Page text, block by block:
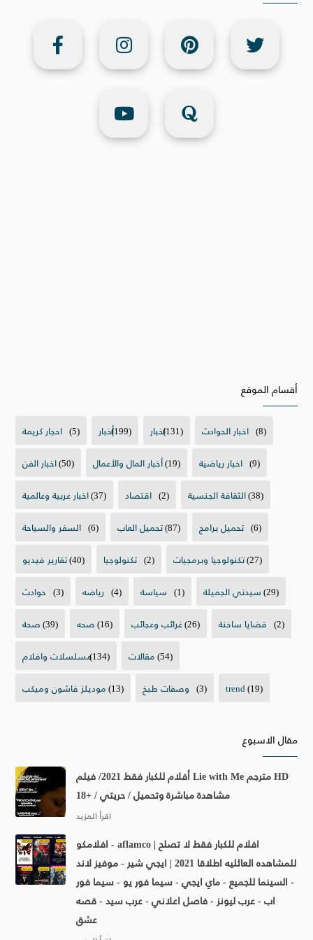
أقسام الموقع
احجار كريمة (5) أخبار(199) اخبار(131) اخبار الحوادث (8)
اخبار الفن(50) أخبار المال والأعمال(19) اخبار رياضية (9)
اخبار عربية وعالمية(37) اقتصاد (2) الثقافة الجنسية(38)
السفر والسياحة (6) تحميل العاب(87) تحميل برامج (6)
تقارير فيديو(40) تكنولوجيا (2) تكنولوجيا وبرمجيات(27)
حوادث (3) رياضه (4) سياسة (1) سيدتي الجميلة(29)
صحة(39) صحه(16) غرائب وعجائب(26) قضايا ساخنة (2)
مسلسلات وافلام(134) مقالات(54)
موديلز فاشون وميكب(13) وصفات طبخ (3) trend(19)
مقال الاسبوع
أفلام للكبار فقط 2021/ فيلم Lie with Me مترجم HD
مشاهدة مباشرة وتحميل / حريتي / +18
افلامكو - aflamco | افلام للكبار فقط لا تصلح
للمشاهده العائليه اطلاقا 2021 | ايجي شير - موفيز لاند
- السينما للجميع - ماي ايجي - سيما فور يو - سيما فور
اب - عرب ليونز - فاصل اعلاني - عرب سيد - قصه
عشق